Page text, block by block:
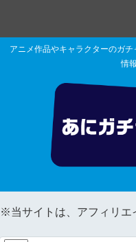
アニメ作品やキャラクターのガ
情
※当サイトは、アフィリエ